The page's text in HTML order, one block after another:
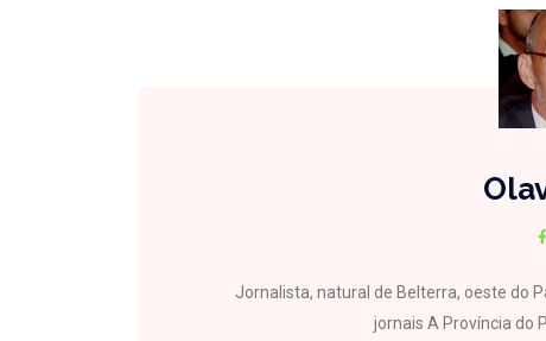
Jornalista, natural de Belterra, oeste do
jornais A Província do